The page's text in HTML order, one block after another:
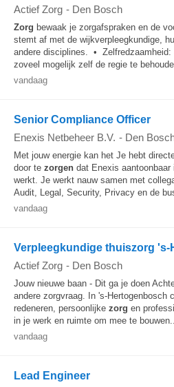
Actief Zorg - Den Bosch
Zorg bewaak je zorgafspraken en de
stemt af met de wijkverpleegkundige,
andere disciplines. •
zoveel mogelijk zelf de regie te
vandaag
Senior Compliance Officer
Enexis Netbeheer B.V. - Den
Met jouw energie kan het Je hebt
door te zorgen dat Enexis
werkt. Je werkt nauw samen met
Audit, Legal, Security, Privacy en de
vandaag
Verpleegkundige thuiszorg 's-
Actief Zorg - Den Bosch
Jouw nieuwe baan - Dit ga je doen
andere zorgvraag. In 's-Hertogenbosch
redeneren, persoonlijke zorg en
in je werk en ruimte om mee te
vandaag
Lead Engineer